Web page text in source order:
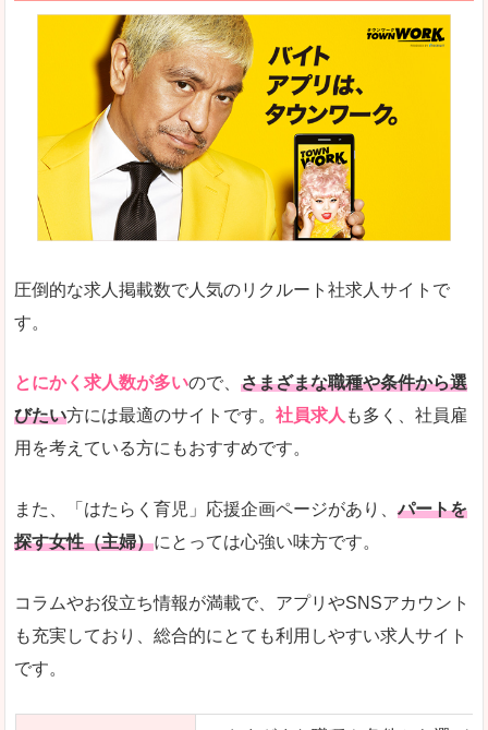
圧倒的な求人掲載数で人気のリクルート社求人サイトで
す。
とにかく求人数が多いので、 さまざまな職種や条件から選
びたい方には最適のサイトです。 社員求人 も多く、社員雇
用を考えている方にもおすすめです。
また、「はたらく育児」応援企画ページがあり、パートを
探す女性（主婦）にとっては心強い味方です。
コラムやお役立ち情報が満載で、アプリやSNSアカウント
も充実しており、総合的にとても利用しやすい求人サイト
です。